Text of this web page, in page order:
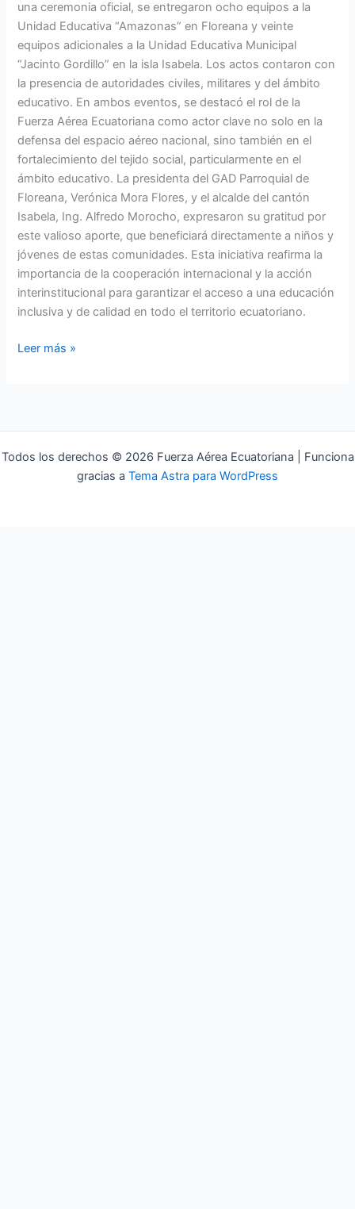
una ceremonia oficial, se entregaron ocho equipos a la
Unidad Educativa “Amazonas” en Floreana y veinte
equipos adicionales a la Unidad Educativa Municipal
“Jacinto Gordillo” en la isla Isabela. Los actos contaron con
la presencia de autoridades civiles, militares y del ámbito
educativo. En ambos eventos, se destacó el rol de la
Fuerza Aérea Ecuatoriana como actor clave no solo en la
defensa del espacio aéreo nacional, sino también en el
fortalecimiento del tejido social, particularmente en el
ámbito educativo. La presidenta del GAD Parroquial de
Floreana, Verónica Mora Flores, y el alcalde del cantón
Isabela, Ing. Alfredo Morocho, expresaron su gratitud por
este valioso aporte, que beneficiará directamente a niños y
jóvenes de estas comunidades. Esta iniciativa reafirma la
importancia de la cooperación internacional y la acción
interinstitucional para garantizar el acceso a una educación
inclusiva y de calidad en todo el territorio ecuatoriano.
Leer más »
Todos los derechos © 2026 Fuerza Aérea Ecuatoriana | Funciona
gracias a Tema Astra para WordPress